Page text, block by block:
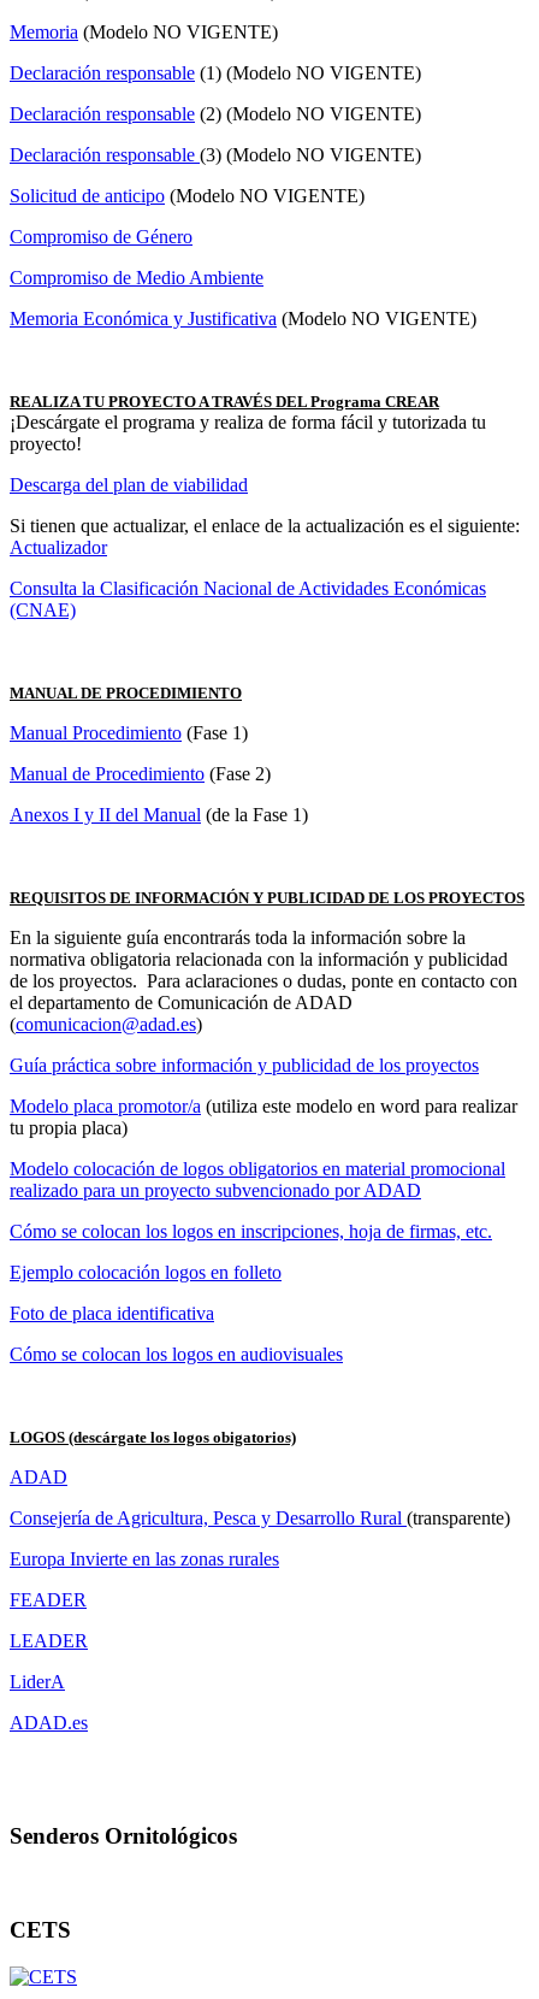
Memoria (Modelo NO VIGENTE)
Declaración responsable (1) (Modelo NO VIGENTE)
Declaración responsable (2) (Modelo NO VIGENTE)
Declaración responsable (3) (Modelo NO VIGENTE)
Solicitud de anticipo (Modelo NO VIGENTE)
Compromiso de Género
Compromiso de Medio Ambiente
Memoria Económica y Justificativa (Modelo NO VIGENTE)
REALIZA TU PROYECTO A TRAVÉS DEL Programa CREAR
¡Descárgate el programa y realiza de forma fácil y tutorizada tu
proyecto!
Descarga del plan de viabilidad
Si tienen que actualizar, el enlace de la actualización es el siguiente:
Actualizador
Consulta la Clasificación Nacional de Actividades Económicas
(CNAE)
MANUAL DE PROCEDIMIENTO
Manual Procedimiento (Fase 1)
Manual de Procedimiento (Fase 2)
Anexos I y II del Manual (de la Fase 1)
REQUISITOS DE INFORMACIÓN Y PUBLICIDAD DE LOS PROYECTOS
En la siguiente guía encontrarás toda la información sobre la
normativa obligatoria relacionada con la información y publicidad
de los proyectos. Para aclaraciones o dudas, ponte en contacto con
el departamento de Comunicación de ADAD
(comunicacion@adad.es)
Guía práctica sobre información y publicidad de los proyectos
Modelo placa promotor/a (utiliza este modelo en word para realizar
tu propia placa)
Modelo colocación de logos obligatorios en material promocional
realizado para un proyecto subvencionado por ADAD
Cómo se colocan los logos en inscripciones, hoja de firmas, etc.
Ejemplo colocación logos en folleto
Foto de placa identificativa
Cómo se colocan los logos en audiovisuales
LOGOS (descárgate los logos obigatorios)
ADAD
Consejería de Agricultura, Pesca y Desarrollo Rural (transparente)
Europa Invierte en las zonas rurales
FEADER
LEADER
LiderA
ADAD.es
Senderos Ornitológicos
CETS